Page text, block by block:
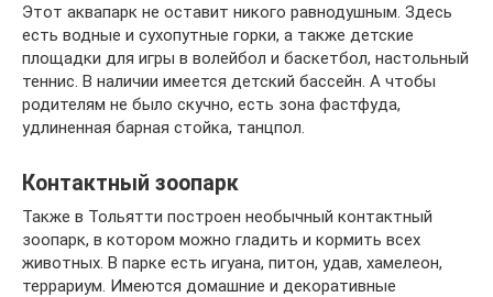
Этот аквапарк не оставит никого равнодушным. Здесь
есть водные и сухопутные горки, а также детские
площадки для игры в волейбол и баскетбол, настольный
теннис. В наличии имеется детский бассейн. А чтобы
родителям не было скучно, есть зона фастфуда,
удлиненная барная стойка, танцпол.
Контактный зоопарк
Также в Тольятти построен необычный контактный
зоопарк, в котором можно гладить и кормить всех
животных. В парке есть игуана, питон, удав, хамелеон,
террариум. Имеются домашние и декоративные